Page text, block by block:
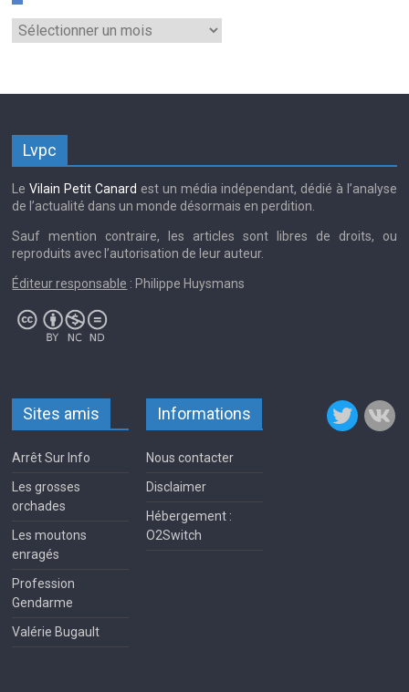
Archives
Lvpc
LeVilain Petit Canard est un média indépendant, dédié à l’analyse
de l’actualité dans un monde désormais en perdition.
Sauf mention contraire, les articles sont libres de droits, ou
reproduits avec l’autorisation de leur auteur.
Éditeur responsable : Philippe Huysmans
Sites amis
Arrêt Sur Info
Les grosses
orchades
Les moutons
enragés
Profession
Gendarme
Valérie Bugault
Informations
Nous contacter
Disclaimer
Hébergement :
O2Switch